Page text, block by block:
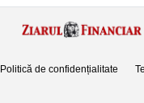
Politică de confidențialitate